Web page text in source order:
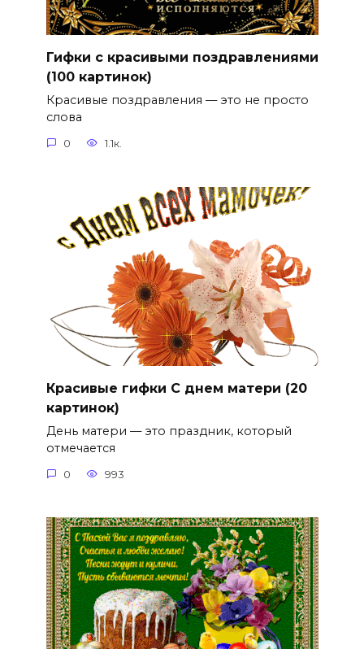
Гифки с красивыми поздравлениями
(100 картинок)
Красивые поздравления — это не просто
слова
0 1.1к.
Красивые гифки С днем матери (20
картинок)
День матери — это праздник, который
отмечается
0 993